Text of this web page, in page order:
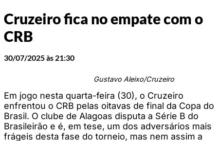
Cruzeiro fica no empate com o
CRB
30/07/2025 às 21:30
Gustavo Aleixo/Cruzeiro
Em jogo nesta quarta-feira (30), o Cruzeiro
enfrentou o CRB pelas oitavas de final da Copa do
Brasil. O clube de Alagoas disputa a Série B do
Brasileirão e é, em tese, um dos adversários mais
frágeis desta fase do torneio, mas nem assim a